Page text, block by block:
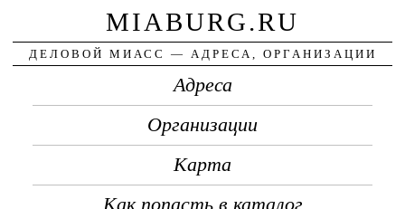
MIABURG.RU
ДЕЛОВОЙ МИАСС — АДРЕСА, ОРГАНИЗАЦИИ
Адреса
Организации
Карта
Как попасть в каталог